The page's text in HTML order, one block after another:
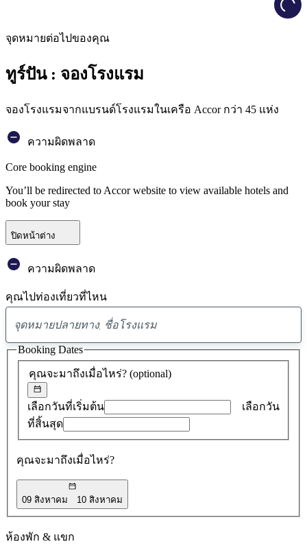
จุดหมายต่อไปของคุณ
ทูร์ปัน : จองโรงแรม
จองโรงแรมจากแบรนด์โรงแรมในเครือ Accor กว่า 45 แห่ง
ความผิดพลาด
Core booking engine
You’ll be redirected to Accor website to view available hotels and
book your stay
ปิดหน้าต่าง
ความผิดพลาด
คุณไปท่องเที่ยวที่ไหน
พบ
ข้อ
เสนอ
0
คุณจะมาถึงเมื่อไหร่? (optional)
เลือกวันที่เริ่มต้น
เลือกวัน
ที่สิ้นสุด
คุณจะมาถึงเมื่อไหร่?
09 สิงหาคม 10 สิงหาคม
Booking Dates
ห้องพัก & แขก